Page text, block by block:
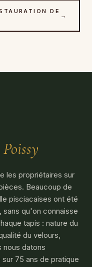
DE
→
Poissy
les propriétaires sur
Beaucoup de
pisciacaises ont été
sans qu'on connaisse
tapis : nature du
du velours,
nous datons
75 ans de pratique